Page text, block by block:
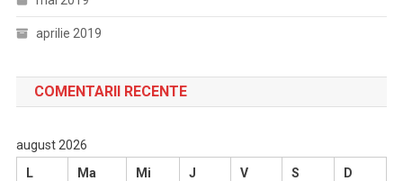
aprilie 2019
COMENTARII RECENTE
august 2026
L
Ma Mi J V S D